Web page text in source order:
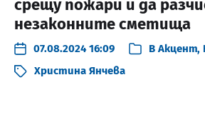
срещу пожари и да
незаконните сметища
07.08.2024 16:09 В Акцент,
Христина Янчева